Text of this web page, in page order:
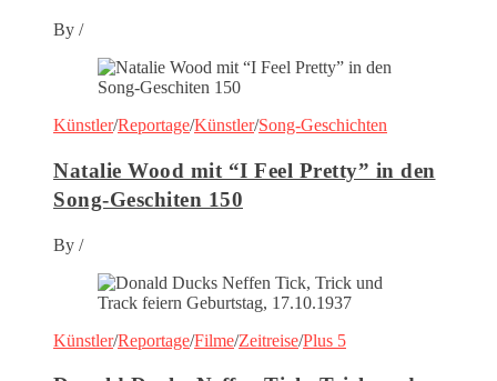
By /
Künstler/Reportage/Künstler/Song-Geschichten
Natalie Wood mit “I Feel Pretty” in den
Song-Geschiten 150
By /
Künstler/Reportage/Filme/Zeitreise/Plus 5